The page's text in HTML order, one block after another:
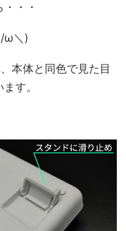
・・
ω＼)
本体と同色で見た目
す。